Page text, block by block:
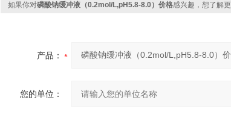
如果你对磷酸钠缓冲液（0.2mol/L,pH5.8-8.0）价格感兴趣，想了解
产品：
您的单位：